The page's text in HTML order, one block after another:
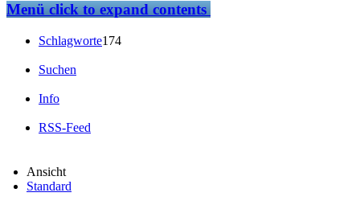
Menüclick to expand contents
Schlagworte174
Suchen
Info
RSS-Feed
Ansicht
Standard